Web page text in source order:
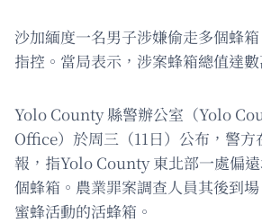
沙加緬度一名男子涉嫌偷走多個蜂
指控。當局表示，涉案蜂箱總值達數
Yolo County 縣警辦公室（Yolo
Office）於周三（11日）公布，警方
報，指Yolo County 東北部一處偏
個蜂箱。農業罪案調查人員其後到
蜜蜂活動的活蜂箱。